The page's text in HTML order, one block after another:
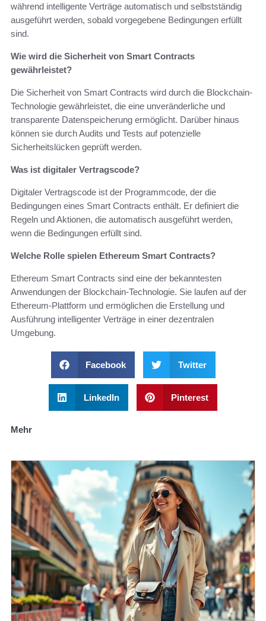
während intelligente Verträge automatisch und selbstständig
ausgeführt werden, sobald vorgegebene Bedingungen erfüllt
sind.
Wie wird die Sicherheit von Smart Contracts
gewährleistet?
Die Sicherheit von Smart Contracts wird durch die Blockchain-
Technologie gewährleistet, die eine unveränderliche und
transparente Datenspeicherung ermöglicht. Darüber hinaus
können sie durch Audits und Tests auf potenzielle
Sicherheitslücken geprüft werden.
Was ist digitaler Vertragscode?
Digitaler Vertragscode ist der Programmcode, der die
Bedingungen eines Smart Contracts enthält. Er definiert die
Regeln und Aktionen, die automatisch ausgeführt werden,
wenn die Bedingungen erfüllt sind.
Welche Rolle spielen Ethereum Smart Contracts?
Ethereum Smart Contracts sind eine der bekanntesten
Anwendungen der Blockchain-Technologie. Sie laufen auf der
Ethereum-Plattform und ermöglichen die Erstellung und
Ausführung intelligenter Verträge in einer dezentralen
Umgebung.
Facebook Twitter
LinkedIn Pinterest
Mehr